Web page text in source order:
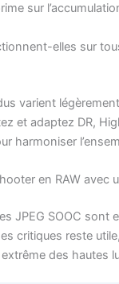
sur
elles sur
varient
et adaptez DR,
harmoniser
en RAW avec
JPEG SOOC sont
critiques reste
des hautes